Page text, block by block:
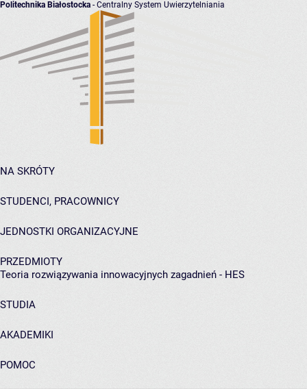
Politechnika Białostocka - Centralny System Uwierzytelniania
NA SKRÓTY
STUDENCI, PRACOWNICY
JEDNOSTKI ORGANIZACYJNE
PRZEDMIOTY
Teoria rozwiązywania innowacyjnych zagadnień - HES
STUDIA
AKADEMIKI
POMOC